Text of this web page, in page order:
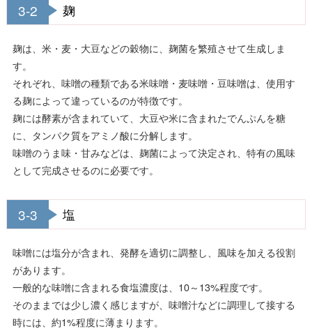
3-2 麹
麹は、米・麦・大豆などの穀物に、麹菌を繁殖させて生成しま
す。
それぞれ、味噌の種類である米味噌・麦味噌・豆味噌は、使用す
る麹によって違っているのが特徴です。
麹には酵素が含まれていて、大豆や米に含まれたでんぷんを糖
に、タンパク質をアミノ酸に分解します。
味噌のうま味・甘みなどは、麹菌によって決定され、特有の風味
として完成させるのに必要です。
3-3 塩
味噌には塩分が含まれ、発酵を適切に調整し、風味を加える役割
があります。
一般的な味噌に含まれる食塩濃度は、10～13%程度です。
そのままでは少し濃く感じますが、味噌汁などに調理して接する
時には、約1%程度に薄まります。